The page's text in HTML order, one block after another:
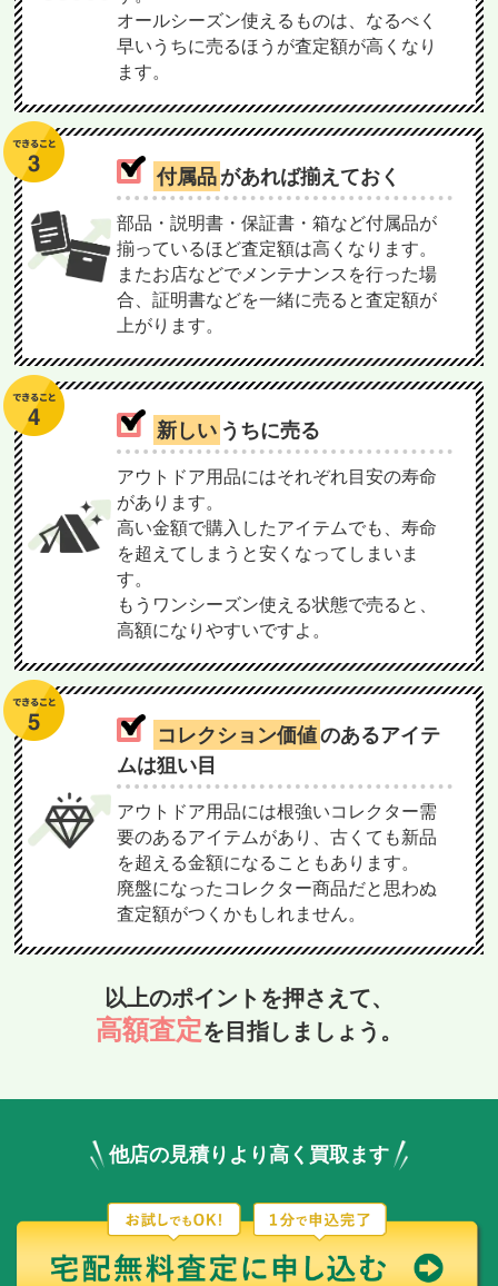
オールシーズン使えるものは、なるべく
早いうちに売るほうが査定額が高くなり
ます。
付属品があれば揃えておく
部品・説明書・保証書・箱など付属品が
揃っているほど査定額は高くなります。
またお店などでメンテナンスを行った場
合、証明書などを一緒に売ると査定額が
上がります。
新しい うちに売る
アウトドア用品にはそれぞれ目安の寿命
があります。
高い金額で購入したアイテムでも、寿命
を超えてしまうと安くなってしまいま
す。
もうワンシーズン使える状態で売ると、
高額になりやすいですよ。
コレクション価値のあるアイテ
ムは狙い目
アウトドア用品には根強いコレクター需
要のあるアイテムがあり、古くても新品
を超える金額になることもあります。
廃盤になったコレクター商品だと思わぬ
査定額がつくかもしれません。
以上のポイントを押さえて、
高額査定を目指しましょう。
他店の見積りより高く買取ます